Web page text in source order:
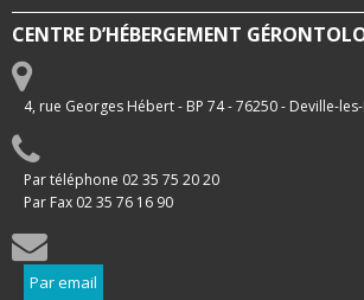
CENTRE D’HÉBERGEMENT
4, rue Georges Hébert - BP 74 - 76250 - Deville-
Par téléphone 02 35 75 20 20
Par Fax 02 35 76 16 90
Par email